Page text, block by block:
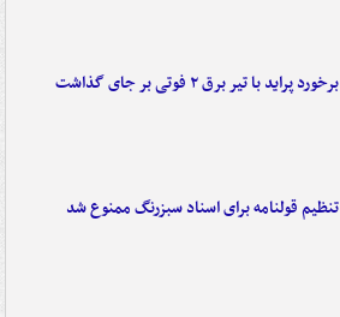
برخورد پراید با تیر برق ۲ فوتی بر جای گذاشت
تنظیم قولنامه برای اسناد سبزرنگ ممنوع شد